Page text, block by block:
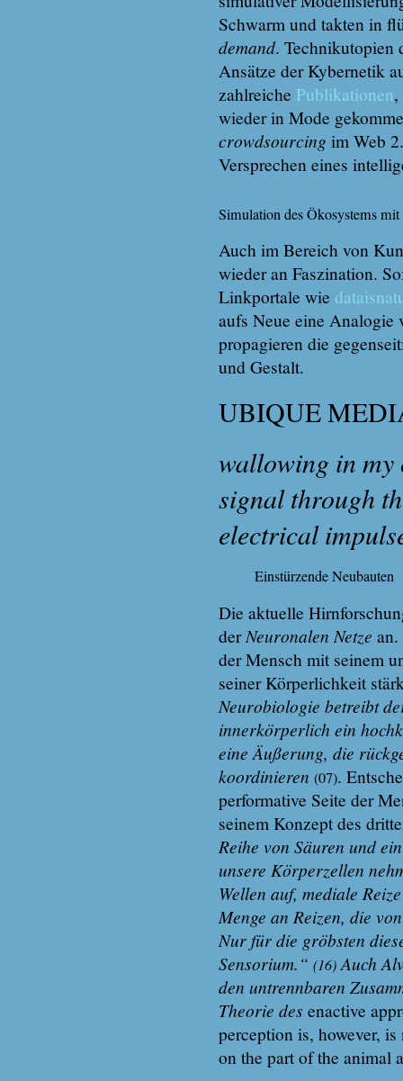
Schwarm und takten in
demand. Technikutopien
Ansätze der Kybernetik
zahlreiche Publikationen,
wieder in Mode
crowdsourcing im Web
Versprechen eines
Simulation des Ökosystems
Auch im Bereich von
wieder an Faszination.
Linkportale wie
aufs Neue eine Analogie
propagieren die
und Gestalt.
UBIQUE
wallowing in my
signal through
electrical
Einstürzende Neubauten
Die aktuelle
derNeuronalen Netze
der Mensch mit seinem
seiner Körperlichkeit
Neurobiologie betreibt
innerkörperlich ein
eine Äußerung, die
koordinieren (07).
performative Seite der
seinem Konzept des
Reihe von Säuren und
unsere Körperzellen
Wellen auf, mediale
Menge an Reizen, die
Nur für die gröbsten
Sensorium.“ (16) Auch
den untrennbaren
Theorie des enactive
perception is, however,
on the part of the animal